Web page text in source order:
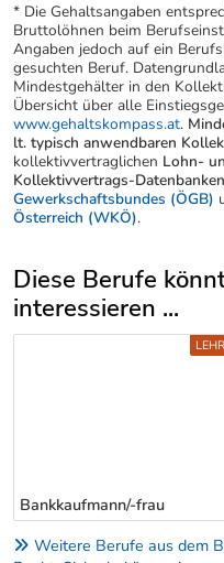
* Die Gehaltsangaben
Bruttolöhnen beim
Angaben jedoch auf ein
gesuchten Beruf.
Mindestgehälter in den
Übersicht über alle
www.gehaltskompass.at.
lt. typisch anwendbaren
kollektivvertraglichen Lohn-
Kollektivvertrags-Datenbanken
Gewerkschaftsbundes (ÖGB)
Österreich (WKÖ).
Diese Berufe
interessieren ...
Uber weitere
Bankkaufmann/-frau
Weitere Berufe aus dem